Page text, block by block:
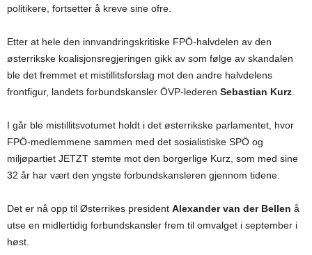
politikere, fortsetter å kreve sine ofre.
Etter at hele den innvandringskritiske FPÖ-halvdelen av den
østerrikske koalisjonsregjeringen gikk av som følge av skandalen
ble det fremmet et mistillitsforslag mot den andre halvdelens
frontfigur, landets forbundskansler ÖVP-lederen Sebastian Kurz
I går ble mistillitsvotumet holdt i det østerrikske parlamentet, hvor
FPÖ-medlemmene sammen med det sosialistiske SPÖ og
miljøpartiet JETZT stemte mot den borgerlige Kurz, som med sine
32 år har vært den yngste forbundskansleren gjennom tidene.
Det er nå opp til Østerrikes president Alexander van der Bellen å
utse en midlertidig forbundskansler frem til omvalget i september i
høst.